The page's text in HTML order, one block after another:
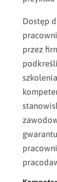
Dostęp
przez